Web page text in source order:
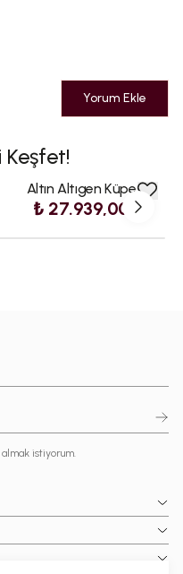
Yorum Ekle
Keşfet!
Altın Altıgen Küpe
₺ 27.939,00
istiyorum.